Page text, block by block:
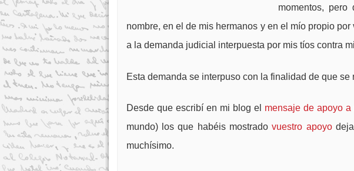
momentos,
nombre, en el de mis hermanos y en el mío propio
a la demanda judicial interpuesta por mis tíos contra
Esta demanda se interpuso con la finalidad de que se
Desde que escribí en mi blog el mensaje de apoyo a
mundo) los que habéis mostradovuestro apoyo
muchísimo.